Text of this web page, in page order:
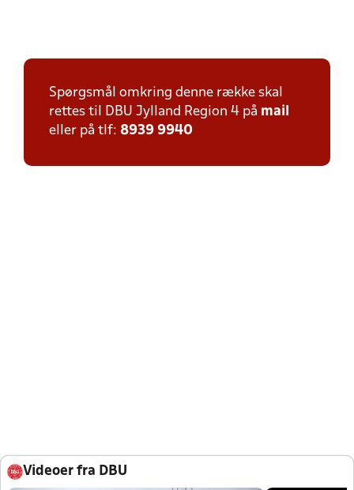
Spørgsmål omkring denne række skal
rettes til DBU Jylland Region 4 på mail
eller på tlf: 8939 9940
Videoer fra DBU